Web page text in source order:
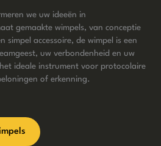
we uw ideeën in
gemaakte wimpels, van conceptie
simpel accessoire, de wimpel is een
uw verbondenheid en uw
ideale instrument voor protocolaire
of erkenning.